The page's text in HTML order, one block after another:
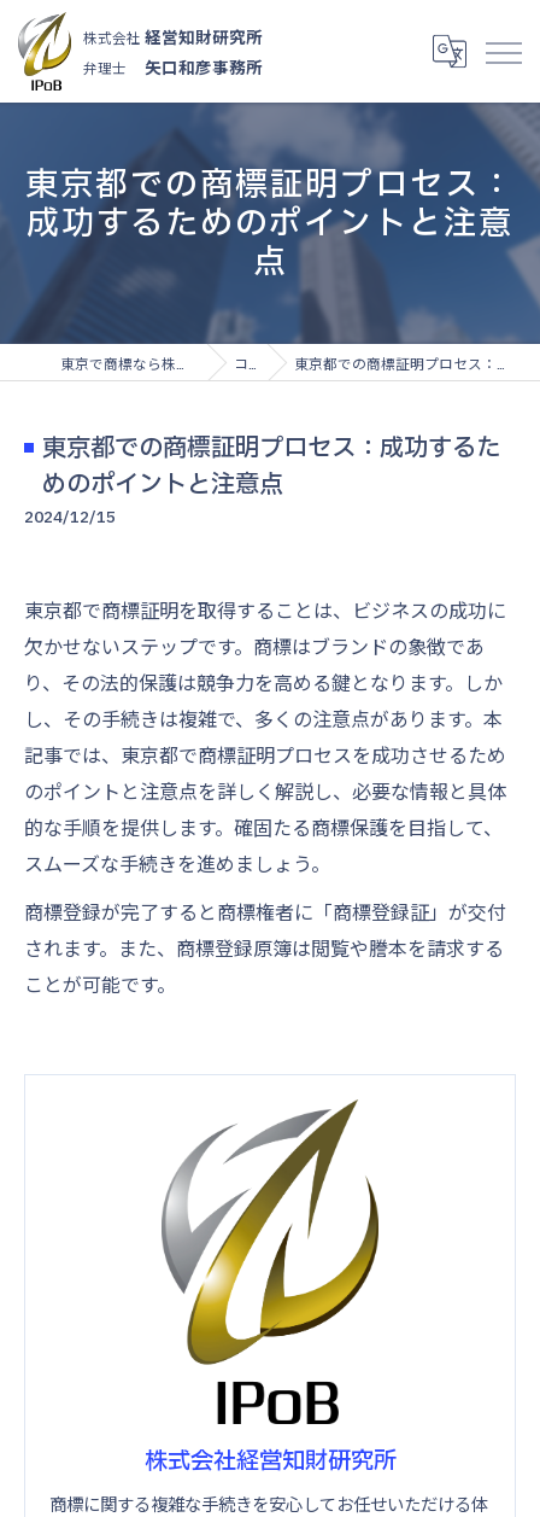
株式会社 経営知財研究所
弁理士 矢口和彦事務所
東京都での商標証明プロセス：
成功するためのポイントと注意
点
コラム 東京都での商標証明プロセス：成功するためのポイントと注意点
東京都での商標証明プロセス：成功するた
めのポイントと注意点
2024/12/15
東京都で商標証明を取得することは、ビジネスの成功に
欠かせないステップです。商標はブランドの象徴であ
り、その法的保護は競争力を高める鍵となります。しか
し、その手続きは複雑で、多くの注意点があります。本
記事では、東京都で商標証明プロセスを成功させるため
のポイントと注意点を詳しく解説し、必要な情報と具体
的な手順を提供します。確固たる商標保護を目指して、
スムーズな手続きを進めましょう。
商標登録が完了すると商標権者に「商標登録証」が交付
されます。また、商標登録原簿は閲覧や謄本を請求する
ことが可能です。
株式会社経営知財研究所
商標に関する複雑な手続きを安心してお任せいただける体